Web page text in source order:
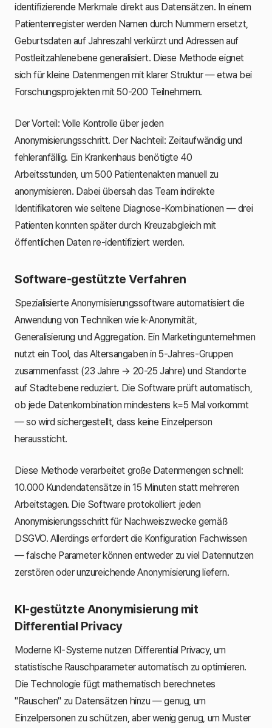
identifizierende Merkmale direkt aus Datensätzen. In einem
Patientenregister werden Namen durch Nummern ersetzt,
Geburtsdaten auf Jahreszahl verkürzt und Adressen auf
Postleitzahlenebene generalisiert. Diese Methode eignet
sich für kleine Datenmengen mit klarer Struktur — etwa bei
Forschungsprojekten mit 50-200 Teilnehmern.
Der Vorteil: Volle Kontrolle über jeden
Anonymisierungsschritt. Der Nachteil: Zeitaufwändig und
fehleranfällig. Ein Krankenhaus benötigte 40
Arbeitsstunden, um 500 Patientenakten manuell zu
anonymisieren. Dabei übersah das Team indirekte
Identifikatoren wie seltene Diagnose-Kombinationen — drei
Patienten konnten später durch Kreuzabgleich mit
öffentlichen Daten re-identifiziert werden.
Software-gestützte Verfahren
Spezialisierte Anonymisierungssoftware automatisiert die
Anwendung von Techniken wie k-Anonymität,
Generalisierung und Aggregation. Ein Marketingunternehmen
nutzt ein Tool, das Altersangaben in 5-Jahres-Gruppen
zusammenfasst (23 Jahre → 20-25 Jahre) und Standorte
auf Stadtebene reduziert. Die Software prüft automatisch,
ob jede Datenkombination mindestens k=5 Mal vorkommt
— so wird sichergestellt, dass keine Einzelperson
heraussticht.
Diese Methode verarbeitet große Datenmengen schnell:
10.000 Kundendatensätze in 15 Minuten statt mehreren
Arbeitstagen. Die Software protokolliert jeden
Anonymisierungsschritt für Nachweiszwecke gemäß
DSGVO. Allerdings erfordert die Konfiguration Fachwissen
— falsche Parameter können entweder zu viel Datennutzen
zerstören oder unzureichende Anonymisierung liefern.
KI-gestützte Anonymisierung mit
Differential Privacy
Moderne KI-Systeme nutzen Differential Privacy, um
statistische Rauschparameter automatisch zu optimieren.
Die Technologie fügt mathematisch berechnetes
"Rauschen" zu Datensätzen hinzu — genug, um
Einzelpersonen zu schützen, aber wenig genug, um Muster